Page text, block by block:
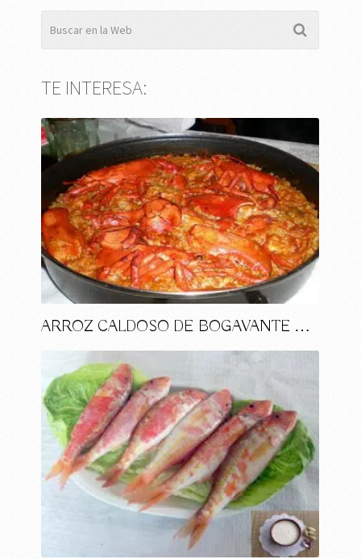
TE INTERESA:
ARROZ CALDOSO DE BOGAVANTE …